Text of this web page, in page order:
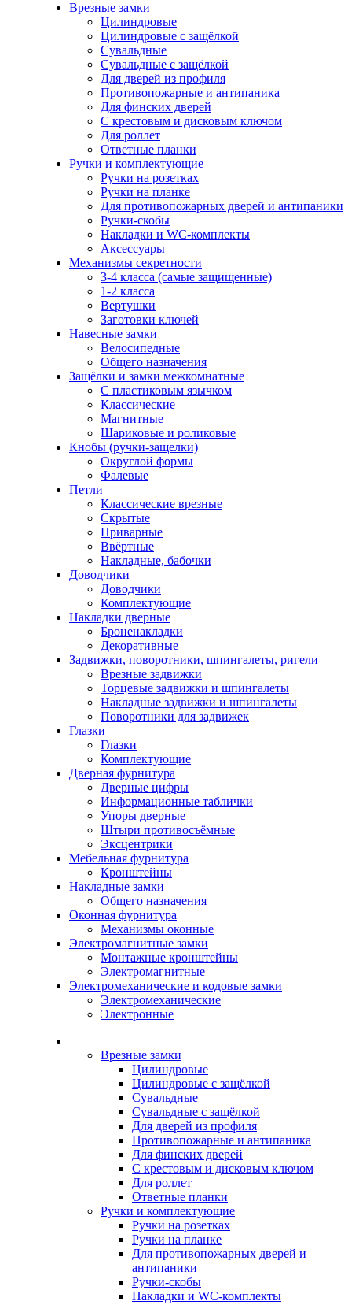
Врезные замки
Цилиндровые
Цилиндровые с защёлкой
Сувальдные
Сувальдные с защёлкой
Для дверей из профиля
Противопожарные и антипаника
Для финских дверей
С крестовым и дисковым ключом
Для роллет
Ответные планки
Ручки и комплектующие
Ручки на розетках
Ручки на планке
Для противопожарных дверей и антипаники
Ручки-скобы
Накладки и WC-комплекты
Аксессуары
Механизмы секретности
3-4 класса (самые защищенные)
1-2 класса
Вертушки
Заготовки ключей
Навесные замки
Велосипедные
Общего назначения
Защёлки и замки межкомнатные
С пластиковым язычком
Классические
Магнитные
Шариковые и роликовые
Кнобы (ручки-защелки)
Округлой формы
Фалевые
Петли
Классические врезные
Скрытые
Приварные
Ввёртные
Накладные, бабочки
Доводчики
Доводчики
Комплектующие
Накладки дверные
Броненакладки
Декоративные
Задвижки, поворотники, шпингалеты, ригели
Врезные задвижки
Торцевые задвижки и шпингалеты
Накладные задвижки и шпингалеты
Поворотники для задвижек
Глазки
Глазки
Комплектующие
Дверная фурнитура
Дверные цифры
Информационные таблички
Упоры дверные
Штыри противосъёмные
Эксцентрики
Мебельная фурнитура
Кронштейны
Накладные замки
Общего назначения
Оконная фурнитура
Механизмы оконные
Электромагнитные замки
Монтажные кронштейны
Электромагнитные
Электромеханические и кодовые замки
Электромеханические
Электронные
Врезные замки
Цилиндровые
Цилиндровые с защёлкой
Сувальдные
Сувальдные с защёлкой
Для дверей из профиля
Противопожарные и антипаника
Для финских дверей
С крестовым и дисковым ключом
Для роллет
Ответные планки
Ручки и комплектующие
Ручки на розетках
Ручки на планке
Для противопожарных дверей и
антипаники
Ручки-скобы
Накладки и WC-комплекты